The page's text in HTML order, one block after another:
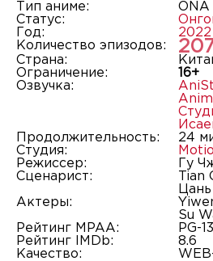
Тип аниме:
ONA
Статус:
Год:
2022
Количество эпизодов:
Страна:
Ограничение:
16+
Озвучка:
Продолжительность:
24
Студия:
Режиссер:
Гу
Сценарист:
Tian
Актеры:
Su
Рейтинг MPAA:
PG-13
Рейтинг IMDb:
8.6
Качество: